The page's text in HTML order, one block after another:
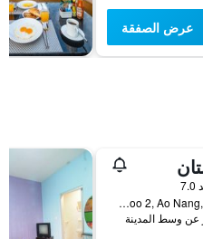
عرض الصفقة
302 Moo 2, Ao Nang, Krabi, آو نانغ, تايلاند